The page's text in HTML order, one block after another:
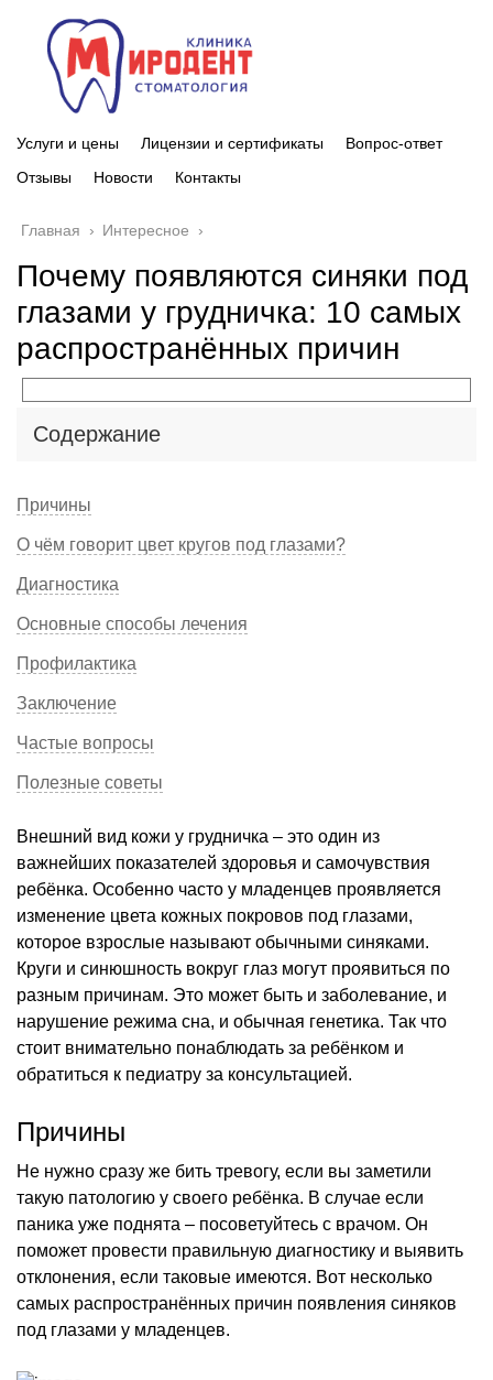
Услуги и цены Лицензии и сертификаты
Вопрос-ответ
Отзывы
Новости Контакты
Главная › Интересное ›
Почему появляются синяки под
глазами у грудничка: 10 самых
распространённых причин
Содержание
Причины
О чём говорит цвет кругов под глазами?
Диагностика
Основные способы лечения
Профилактика
Заключение
Частые вопросы
Полезные советы
Внешний вид кожи у грудничка – это один из
важнейших показателей здоровья и самочувствия
ребёнка. Особенно часто у младенцев проявляется
изменение цвета кожных покровов под глазами,
которое взрослые называют обычными синяками.
Круги и синюшность вокруг глаз могут проявиться по
разным причинам. Это может быть и заболевание, и
нарушение режима сна, и обычная генетика. Так что
стоит внимательно понаблюдать за ребёнком и
обратиться к педиатру за консультацией.
Причины
Не нужно сразу же бить тревогу, если вы заметили
такую патологию у своего ребёнка. В случае если
паника уже поднята – посоветуйтесь с врачом. Он
поможет провести правильную диагностику и выявить
отклонения, если таковые имеются. Вот несколько
самых распространённых причин появления синяков
под глазами у младенцев.